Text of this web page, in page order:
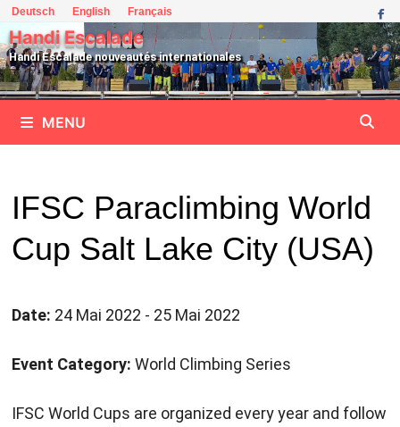
Passer
au
contenu
Deutsch English Français
Handi Escalade
Handi Escalade nouveautés internationales
MENU
IFSC Paraclimbing World
Cup Salt Lake City (USA)
Date: 24 Mai 2022 - 25 Mai 2022
Event Category: World Climbing Series
IFSC World Cups are organized every year and follow